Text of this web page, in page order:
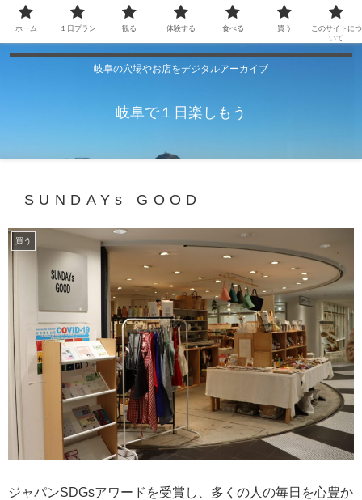
岐阜の穴場やお店をデジタルアーカイブ
岐阜で１日楽しもう
SUNDAYs GOOD
買う
ジャパンSDGsアワードを受賞し、多くの人の毎日を心豊か
ホーム １日プラン 観る 体験する 食べる 買う
このサイトにつ
いて